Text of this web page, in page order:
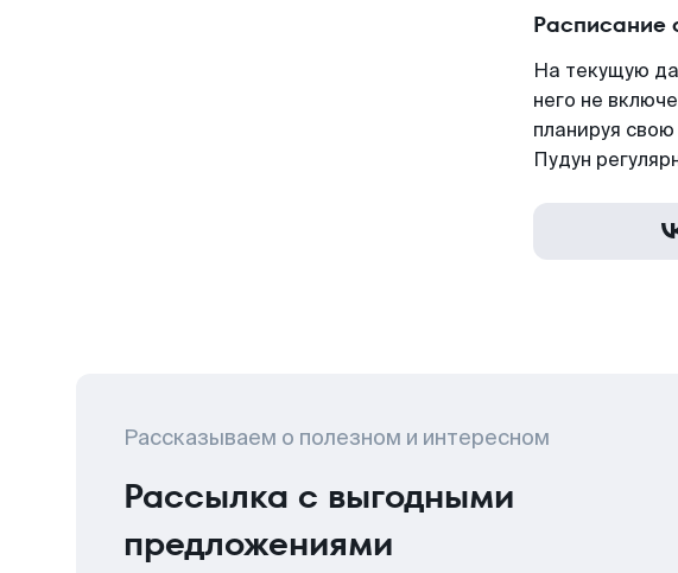
Расписание
На текущую
него не
планируя
Пудун
Рассказываем о полезном и интересном
Рассылка с выгодными
предложениями